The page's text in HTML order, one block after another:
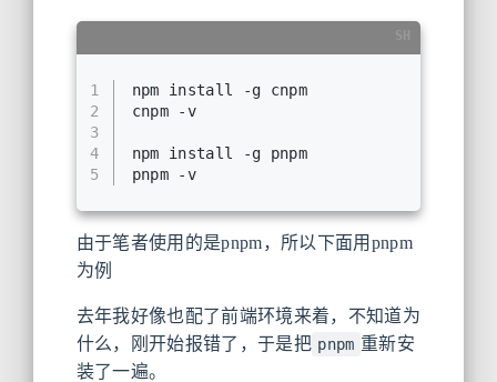
1
2
3
4
5
npm install -g cnpm
cnpm -v
npm install -g pnpm
pnpm -v
由于笔者使用的是pnpm，所以下面用pnpm
为例
去年我好像也配了前端环境来着，不知道为
什么，刚开始报错了，于是把 pnpm 重新安
装了一遍。